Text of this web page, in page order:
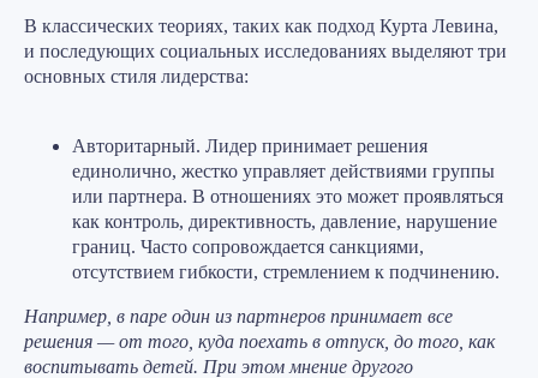
В классических теориях, таких как подход Курта Левина,
и последующих социальных исследованиях выделяют три
основных стиля лидерства:
Авторитарный. Лидер принимает решения
единолично, жестко управляет действиями группы
или партнера. В отношениях это может проявляться
как контроль, директивность, давление, нарушение
границ. Часто сопровождается санкциями,
отсутствием гибкости, стремлением к подчинению.
Например, в паре один из партнеров принимает все
решения — от того, куда поехать в отпуск, до того, как
воспитывать детей. При этом мнение другого